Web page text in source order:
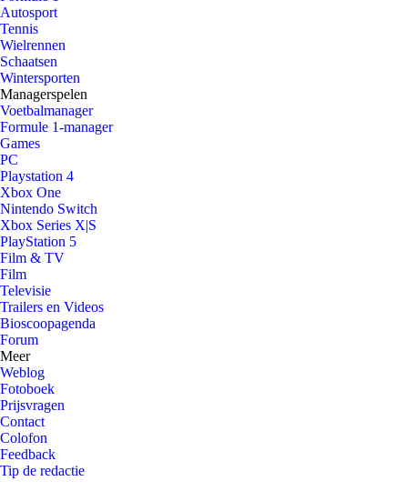
Autosport
Tennis
Wielrennen
Schaatsen
Wintersporten
Managerspelen
Voetbalmanager
Formule 1-manager
Games
PC
Playstation 4
Xbox One
Nintendo Switch
Xbox Series X|S
PlayStation 5
Film & TV
Film
Televisie
Trailers en Videos
Bioscoopagenda
Forum
Meer
Weblog
Fotoboek
Prijsvragen
Contact
Colofon
Feedback
Tip de redactie